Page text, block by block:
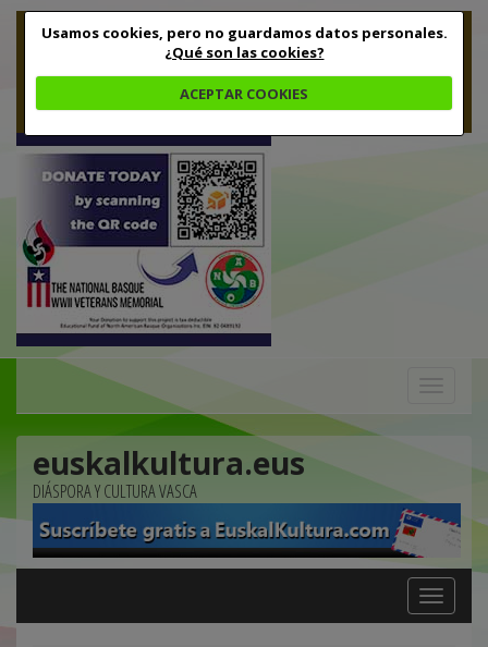
Usamos cookies, pero no guardamos datos personales.
¿Qué son las cookies?
ACEPTAR COOKIES
euskalkultura.eus
DIÁSPORA Y CULTURA VASCA
Toggle
navigation